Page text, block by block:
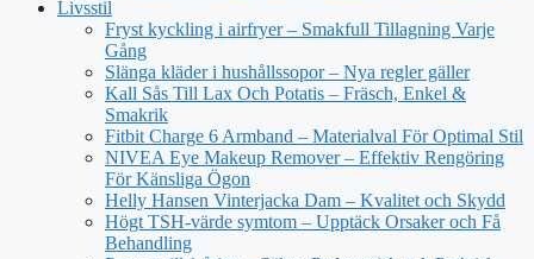
Livsstil
Fryst kyckling i airfryer – Smakfull Tillagning Varje
Gång
Slänga kläder i hushållssopor – Nya regler gäller
Kall Sås Till Lax Och Potatis – Fräsch, Enkel &
Smakrik
Fitbit Charge 6 Armband – Materialval För Optimal Stil
NIVEA Eye Makeup Remover – Effektiv Rengöring
För Känsliga Ögon
Helly Hansen Vinterjacka Dam – Kvalitet och Skydd
Högt TSH-värde symtom – Upptäck Orsaker och Få
Behandling